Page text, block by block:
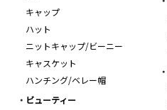
キャップ
ハット
ニットキャップ/ビーニー
キャスケット
ハンチング/ベレー帽
ビューティー